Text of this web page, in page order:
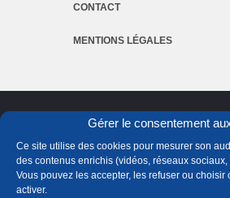
Gérer le consentement
Ce site utilise des cookies pour mesurer son
des contenus enrichis (vidéos, réseaux sociaux,
Vous pouvez les accepter, les refuser ou
activer.
CONTACT
MENTIONS LÉGALES